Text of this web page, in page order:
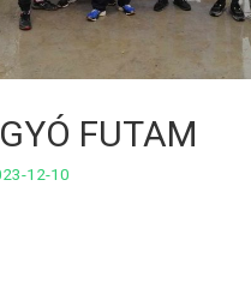
FUTAM
12-10